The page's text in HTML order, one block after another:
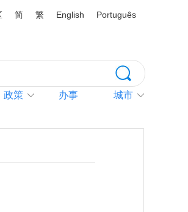
简 繁 English Português
政策 办事 城市